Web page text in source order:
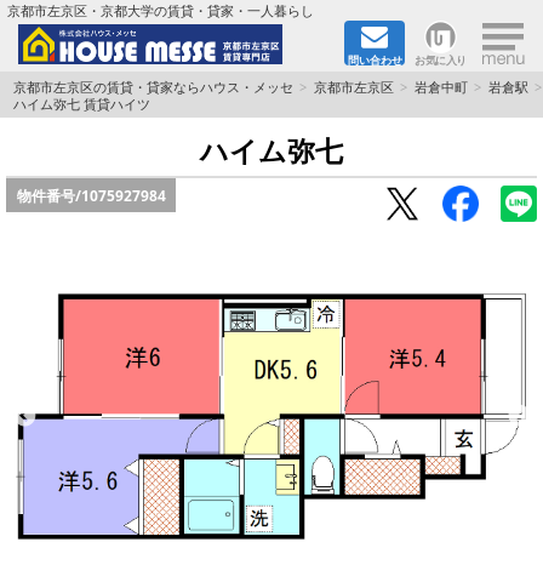
京都市左京区・京都大学の賃貸・貸家・一人暮らし
問い合わせ お気に入り ×
TOPページ
地域から検索
家族で住むならマンション？賃家？
一人暮らしの物件特集
ペット相談OKの賃貸！
京都市左京区の賃貸・貸家ならハウス・メッセ 京都市左京区 岩倉中町
岩倉駅
ハイム弥七 賃貸ハイツ
ハイム弥七
物件番号/1075927984